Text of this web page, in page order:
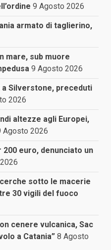
9 Agosto 2026
armato di taglierino,
mare, sub muore
9 Agosto 2026
Silverstone, preceduti
2026
altezze agli Europei,
Agosto 2026
euro, denunciato un
sotto le macerie
30 vigili del fuoco
cenere vulcanica, Sac
a Catania” 8 Agosto